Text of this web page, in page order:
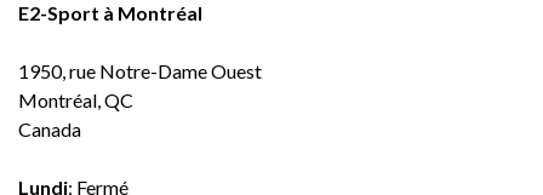
E2-Sport à Montréal
1950, rue Notre-Dame Ouest
Montréal, QC
Canada
Lundi: Fermé